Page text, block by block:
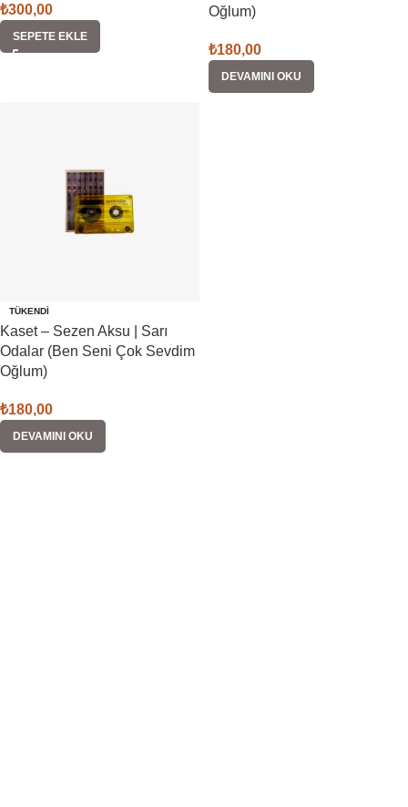
₺300,00
SEPETE EKLE
Oğlum)
₺180,00
DEVAMINI OKU
TÜKENDI
Kaset – Sezen Aksu | Sarı
Odalar (Ben Seni Çok Sevdim
Oğlum)
₺180,00
DEVAMINI OKU